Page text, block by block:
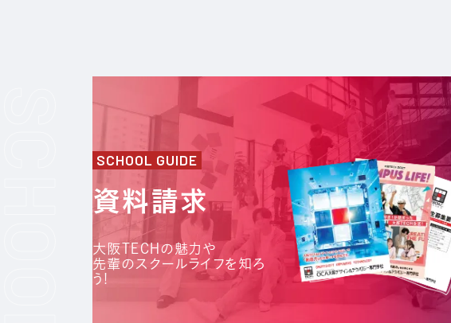
SCHOOL GUIDE
資料請求
大阪TECHの魅力や
先輩のスクールライフを知ろ
う!